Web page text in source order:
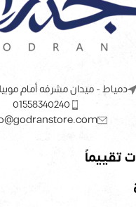
دمياط - ميدان مشرفه أمام
01558340240
تقييماً